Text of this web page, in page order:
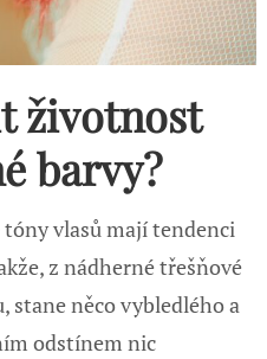
životnost
barvy?
tóny vlasů mají tendenci
z nádherné třešňové
stane něco vybledlého a
odstínem nic